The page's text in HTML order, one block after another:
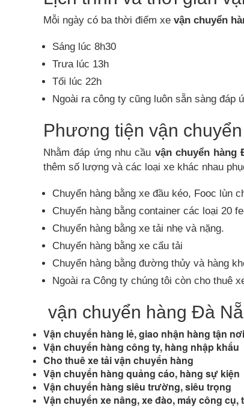
Mỗi ngày có ba thời điểm xe vận chuyển
Sáng lúc 8h30
Trưa lúc 13h
Tối lúc 22h
Ngoài ra công ty cũng luôn sẵn sàng đáp
Phương tiện vận
Nhằm đáp ứng nhu cầu vận chuyển hàng
thêm số lượng và các loại xe khác nhau
Chuyển hàng bằng xe đầu kéo, Fooc lùn
Chuyển hàng bằng container các loại 20
Chuyển hàng bằng xe tải nhẹ và nặng.
Chuyển hàng bằng xe cẩu tải
Chuyển hàng bằng đường thủy và hàng
Ngoài ra Công ty chúng tôi còn cho thuê
vận chuyển hàng Đà
Vận chuyển hàng lẻ, giao nhận hàng tận nơi
Vận chuyển hàng công ty, hàng nhập khẩu
Cho thuê xe tải vận chuyển hàng
Vận chuyển hàng quảng cáo, hàng sự kiện
Vận chuyển hàng siêu trường, siêu trọng
Vận chuyển xe nâng, xe đào, máy công cụ,